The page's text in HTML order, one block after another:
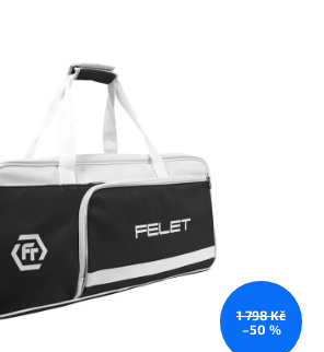
1 798 Kč
–50 %